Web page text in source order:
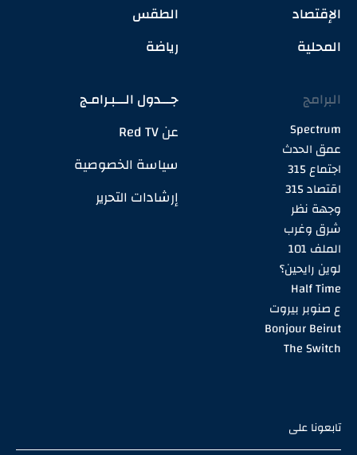
الإقتصاد
المحلية
الطقس
رياضة
البرامج
Spectrum
عمق الحدث
اجتماع 315
اقتصاد 315
وجهة نظر
شرق وغرب
الملف 101
لوين رايحين؟
Half Time
ع صنوبر بيروت
Bonjour Beirut
The Switch
جـــدول الـــبـرامـج
عن Red TV
سياسة الخصوصية
إرشادات التحرير
تابعونا على